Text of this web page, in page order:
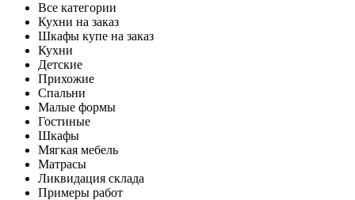
Все категории
Кухни на заказ
Шкафы купе на заказ
Кухни
Детские
Прихожие
Спальни
Малые формы
Гостиные
Шкафы
Мягкая мебель
Матрасы
Ликвидация склада
Примеры работ